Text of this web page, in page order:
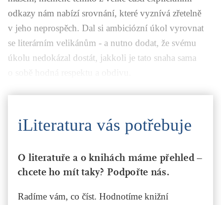
odkazy nám nabízí srovnání, které vyznívá zřetelně
v jeho neprospěch. Dal si ambiciózní úkol vyrovnat
se literárním velikánům - a nutno dodat, že svému
úkolu nedokázal dostát, jakkoli je tato snaha sama
iLiteratura vás potřebuje
O literatuře a o knihách máme přehled –
chcete ho mít taky? Podpořte nás.
Radíme vám, co číst. Hodnotíme knižní